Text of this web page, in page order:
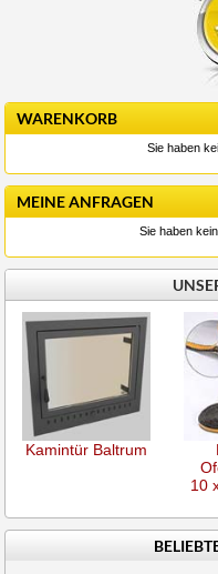
WARENKORB
Sie haben
MEINE ANFRAGEN
Sie haben
Kamintür Baltrum
10